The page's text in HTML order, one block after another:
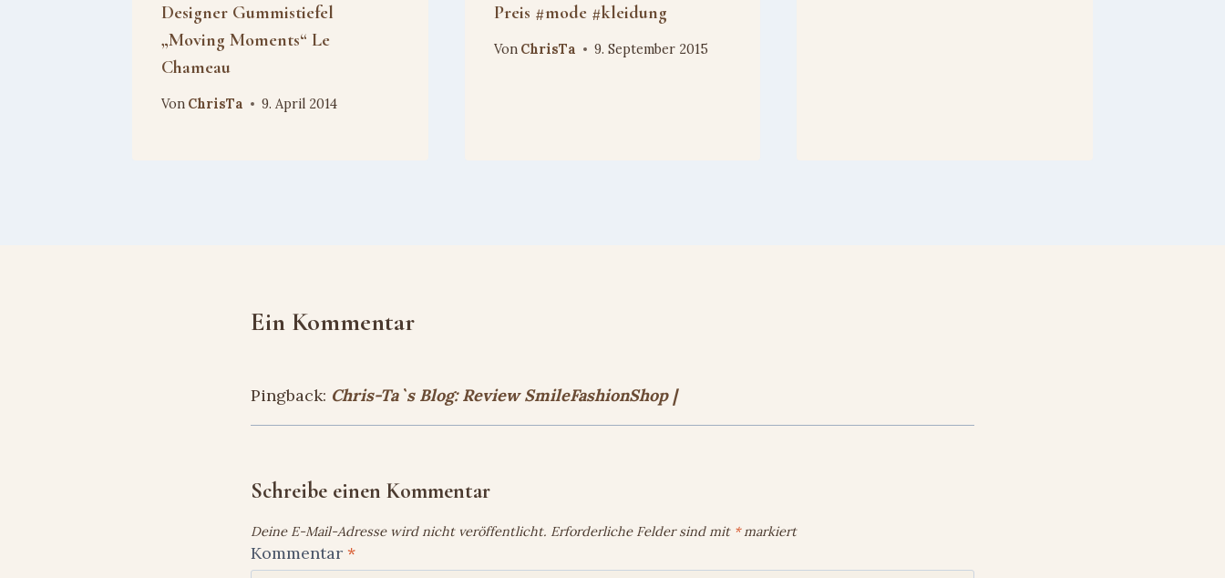
Designer Gummistiefel
„Moving Moments“ Le
Chameau
Von ChrisTa 9. April 2014
Preis #mode #kleidung
Von ChrisTa 9. September 2015
Ein Kommentar
Pingback: Chris-Ta`s Blog: Review SmileFashionShop |
Schreibe einen Kommentar
Deine E-Mail-Adresse wird nicht veröffentlicht. Erforderliche Felder sind mit *markiert
Kommentar *